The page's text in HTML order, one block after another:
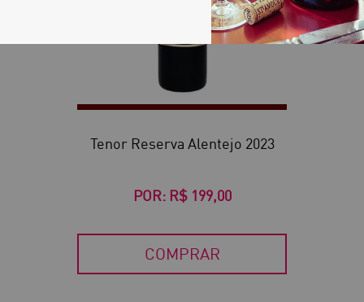
Tenor Reserva Alentejo 2023
POR: R$ 199,00
COMPRAR